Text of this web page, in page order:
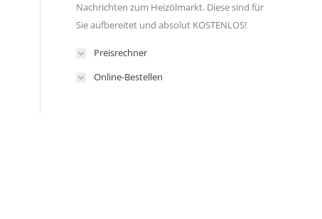
Nachrichten zum Heizölmarkt. Diese sind für
Sie aufbereitet und absolut KOSTENLOS!
Preisrechner
Online-Bestellen